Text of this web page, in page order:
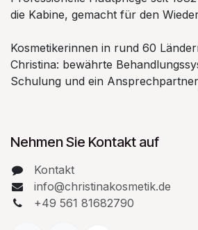
die Kabine, gemacht für den
Kosmetikerinnen in rund 60
Christina: bewährte
Schulung und ein
Nehmen Sie Kontakt auf
Kontakt
info@christinakosmetik.de
+49 561 81682790